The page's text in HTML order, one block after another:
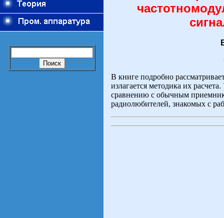
В книге подробно
излагается методика их
сравнению с обычным
радиолюбителей, знакомых с